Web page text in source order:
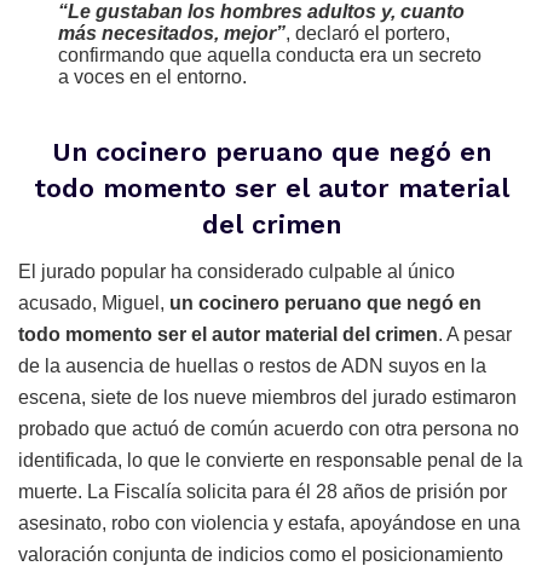
“Le gustaban los hombres adultos y, cuanto
más necesitados, mejor”, declaró el portero,
confirmando que aquella conducta era un secreto
a voces en el entorno.
Un cocinero peruano que negó en
todo momento ser el autor material
del crimen
El jurado popular ha considerado culpable al único
acusado, Miguel, un cocinero peruano que negó en
todo momento ser el autor material del crimen. A pesar
de la ausencia de huellas o restos de ADN suyos en la
escena, siete de los nueve miembros del jurado estimaron
probado que actuó de común acuerdo con otra persona no
identificada, lo que le convierte en responsable penal de la
muerte. La Fiscalía solicita para él 28 años de prisión por
asesinato, robo con violencia y estafa, apoyándose en una
valoración conjunta de indicios como el posicionamiento